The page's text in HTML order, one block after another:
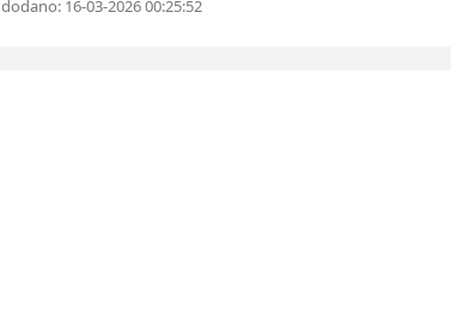
dodano: 16-03-2026 00:25:52